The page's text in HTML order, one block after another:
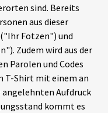
sind. Bereits
aus dieser
("Ihr Fotzen") und
Zudem wird aus der
Parolen und Codes
T-Shirt mit einem an
angelehnten Aufdruck
kommt es